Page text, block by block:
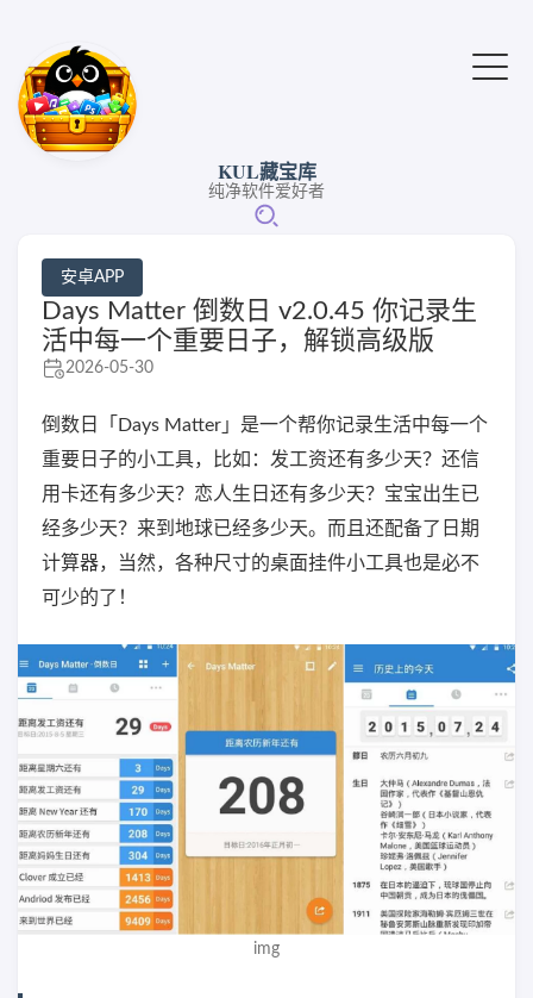
KUL藏宝库
纯净软件爱好者
安卓APP
Days Matter 倒数日 v2.0.45 你记录生
活中每一个重要日子，解锁高级版
2026-05-30
倒数日「Days Matter」是一个帮你记录生活中每一个
重要日子的小工具，比如：发工资还有多少天？还信
用卡还有多少天？恋人生日还有多少天？宝宝出生已
经多少天？来到地球已经多少天。而且还配备了日期
计算器，当然，各种尺寸的桌面挂件小工具也是必不
可少的了！
img